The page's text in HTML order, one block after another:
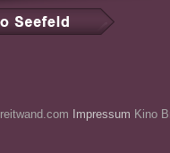
Impressum Kino